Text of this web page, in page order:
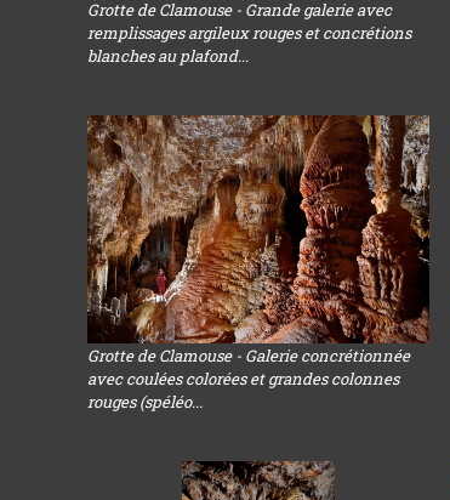
Grotte de Clamouse - Grande galerie avec
remplissages argileux rouges et concrétions
blanches au plafond...
Grotte de Clamouse - Galerie concrétionnée
avec coulées colorées et grandes colonnes
rouges (spéléo...